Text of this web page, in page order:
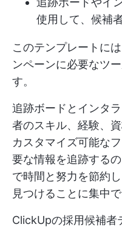
使用して、候補
このテンプレートに
ンペーンに必要なツ
す。
追跡ボードとインタ
者のスキル、経験、
カスタマイズ可能な
要な情報を追跡する
で時間と努力を節約
見つけることに集中で
ClickUpの採用候補者